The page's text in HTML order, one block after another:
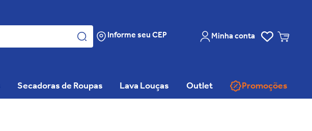
Informe seu CEP Minha conta
Secadoras de Roupas Lava Louças Outlet Promoções